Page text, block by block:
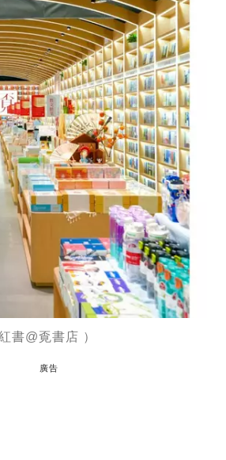
書@覔書店 ）
廣告